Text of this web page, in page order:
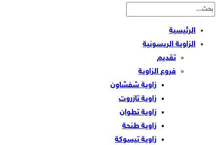
الرئيسية
الزاوية الريسونية
تقديم
فروع الزاوية
زاوية شفشاون
زاوية تازروت
زاوية تطوان
زاوية طنجة
زاوية تيسوكة